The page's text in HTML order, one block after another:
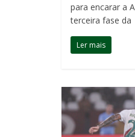
para encarar a
terceira fase da
Ler mais